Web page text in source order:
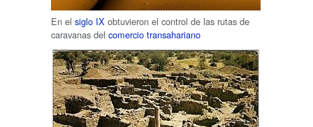
En el siglo IX obtuvieron el control de las rutas de
caravanas del comercio transahariano